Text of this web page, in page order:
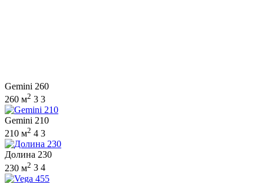
Gemini 260
260 м2 3 3
Gemini 210
210 м2 4 3
Долина 230
230 м2 3 4